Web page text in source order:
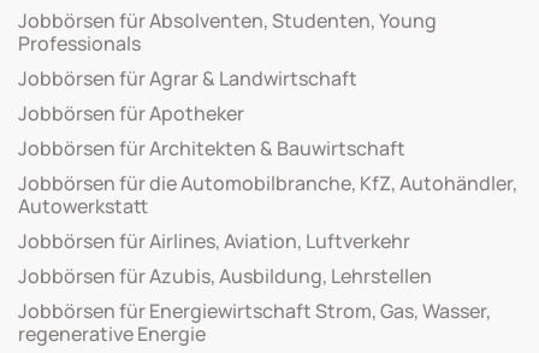
Jobbörsen für Absolventen, Studenten, Young
Professionals
Jobbörsen für Agrar & Landwirtschaft
Jobbörsen für Apotheker
Jobbörsen für Architekten & Bauwirtschaft
Jobbörsen für die Automobilbranche, KfZ, Autohändler,
Autowerkstatt
Jobbörsen für Airlines, Aviation, Luftverkehr
Jobbörsen für Azubis, Ausbildung, Lehrstellen
Jobbörsen für Energiewirtschaft Strom, Gas, Wasser,
regenerative Energie